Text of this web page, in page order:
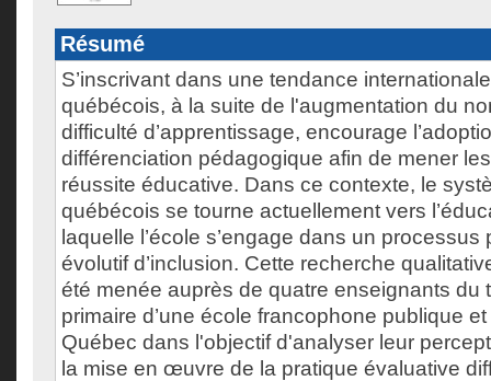
Résumé
S’inscrivant dans une tendance
québécois, à la suite de l'augmentation du
difficulté d’apprentissage, encourage
différenciation pédagogique afin de mener
réussite éducative. Dans ce contexte, le
québécois se tourne actuellement vers
laquelle l’école s’engage dans un processus
évolutif d’inclusion. Cette recherche
été menée auprès de quatre enseignants du
primaire d’une école francophone publique
Québec dans l'objectif d'analyser leur
la mise en œuvre de la pratique évaluative